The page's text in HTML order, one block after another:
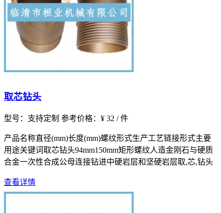
取芯钻头
型号：支持定制 参考价格：¥ 32 / 件
产品名称直径(mm)长度(mm)螺纹形式生产工艺链接形式主要
用途关键词取芯钻头94mm150mm矩形螺纹人造金刚石与硬质
合金一次性合成公母连接钻进中硬岩层和坚硬岩层取,芯,钻头
查看详情